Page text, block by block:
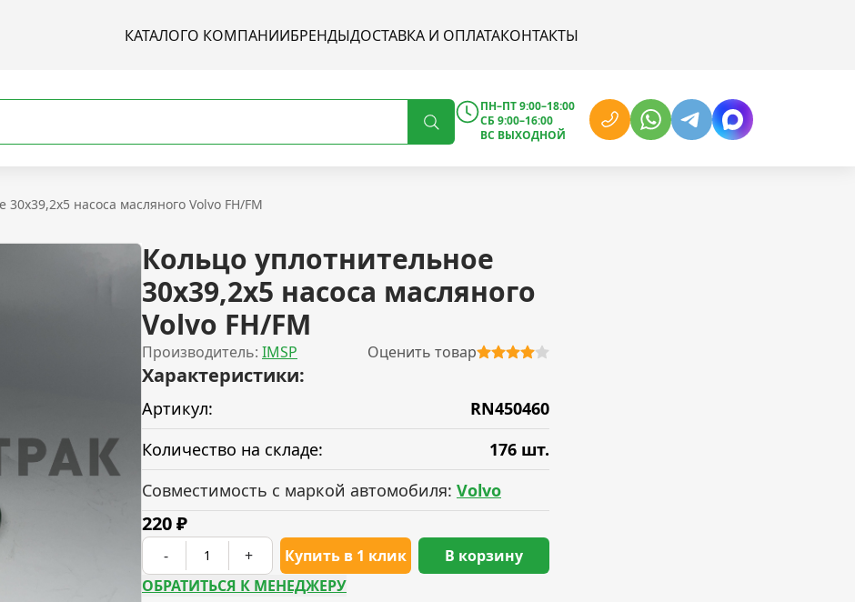
КАТАЛОГО КОМПАНИИБРЕНДЫДОСТАВКА И ОПЛАТАКОНТАКТЫ
ПН–ПТ 9:00–18:00
СБ 9:00–16:00
ВС ВЫХОДНОЙ
30x39,2x5 насоса масляного Volvo FH/FM
Кольцо уплотнительное
30x39,2x5 насоса масляного
Volvo FH/FM
Производитель: IMSP Оценить товар
Характеристики:
Артикул:
RN450460
Количество на складе:
176 шт.
Совместимость с маркой автомобиля: Volvo
220₽
- + Купить в 1 клик
В корзину
ОБРАТИТЬСЯ К МЕНЕДЖЕРУ